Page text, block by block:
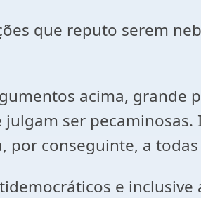
que reputo serem
acima, grande
ser
por conseguinte, a
e